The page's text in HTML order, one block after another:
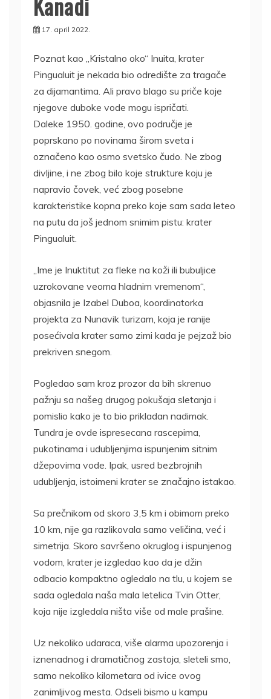
17. april 2022.
Poznat kao „Kristalno oko“ Inuita, krater
Pingualuit je nekada bio odredište za tragače
za dijamantima. Ali pravo blago su priče koje
njegove duboke vode mogu ispričati.
Daleke 1950. godine, ovo područje je
poprskano po novinama širom sveta i
označeno kao osmo svetsko čudo. Ne zbog
divljine, i ne zbog bilo koje strukture koju je
napravio čovek, već zbog posebne
karakteristike kopna preko koje sam sada leteo
na putu da još jednom snimim pistu: krater
Pingualuit.
„Ime je Inuktitut za fleke na koži ili bubuljice
uzrokovane veoma hladnim vremenom“,
objasnila je Izabel Duboa, koordinatorka
projekta za Nunavik turizam, koja je ranije
posećivala krater samo zimi kada je pejzaž bio
prekriven snegom.
Pogledao sam kroz prozor da bih skrenuo
pažnju sa našeg drugog pokušaja sletanja i
pomislio kako je to bio prikladan nadimak.
Tundra je ovde ispresecana rascepima,
pukotinama i udubljenjima ispunjenim sitnim
džepovima vode. Ipak, usred bezbrojnih
udubljenja, istoimeni krater se značajno istakao.
Sa prečnikom od skoro 3,5 km i obimom preko
10 km, nije ga razlikovala samo veličina, već i
simetrija. Skoro savršeno okruglog i ispunjenog
vodom, krater je izgledao kao da je džin
odbacio kompaktno ogledalo na tlu, u kojem se
sada ogledala naša mala letelica Tvin Otter,
koja nije izgledala ništa više od male prašine.
Uz nekoliko udaraca, više alarma upozorenja i
iznenadnog i dramatičnog zastoja, sleteli smo,
samo nekoliko kilometara od ivice ovog
zanimljivog mesta. Odseli bismo u kampu